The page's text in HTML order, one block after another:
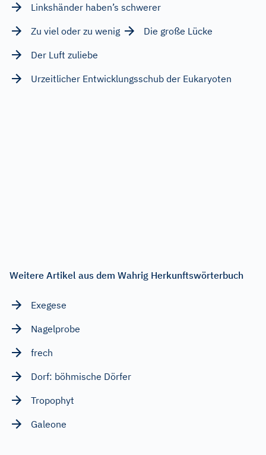
Linkshänder haben’s schwerer
Zu viel oder zu wenig
Die große Lücke
Der Luft zuliebe
Urzeitlicher Entwicklungsschub der Eukaryoten
Weitere Artikel aus dem Wahrig Herkunftswörterbuch
Exegese
Nagelprobe
frech
Dorf: böhmische Dörfer
Tropophyt
Galeone